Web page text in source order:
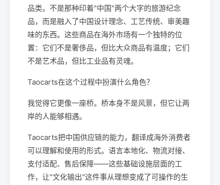
品类。不是那种印着"中国"两个大字的旅游纪念
品，而是融入了中国设计理念、工艺传统、审美趣
味的东西。这些商品在海外市场有一个独特的位
置：它们不是奢侈品，但比大众商品有温度；它们
不是艺术品，但比工业品有灵魂。
Taocarts在这个过程中扮演什么角色？
我觉得它更像一座桥。桥本身不是风景，但它让两
岸的人能够相遇。
Taocarts把中国供应链的能力，翻译成海外消费者
可以理解和使用的形式。语言本地化、物流对接、
支付适配、售后保障——这些基础设施层面的工
作，让"文化输出"这件事从理想变成了可操作的生